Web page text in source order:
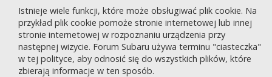
Istnieje wiele funkcji, które może obsługiwać plik cookie. Na
przykład plik cookie pomoże stronie internetowej lub innej
stronie internetowej w rozpoznaniu urządzenia przy
następnej wizycie. Forum Subaru używa terminu "ciasteczka"
w tej polityce, aby odnosić się do wszystkich plików, które
zbierają informacje w ten sposób.